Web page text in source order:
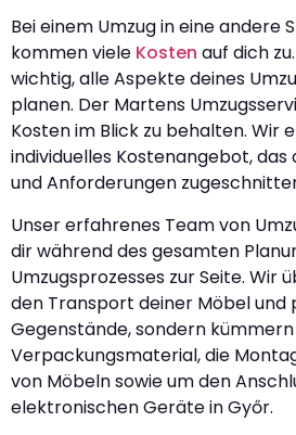
Bei einem Umzug in eine andere
kommen viele Kosten auf dich
wichtig, alle Aspekte deines
planen. Der Martens
Kosten im Blick zu behalten. Wir
individuelles Kostenangebot, das
und Anforderungen
Unser erfahrenes Team von
dir während des gesamten
Umzugsprozesses zur Seite. Wir
den Transport deiner Möbel und
Gegenstände, sondern
Verpackungsmaterial, die
von Möbeln sowie um den
elektronischen Geräte in Győr.